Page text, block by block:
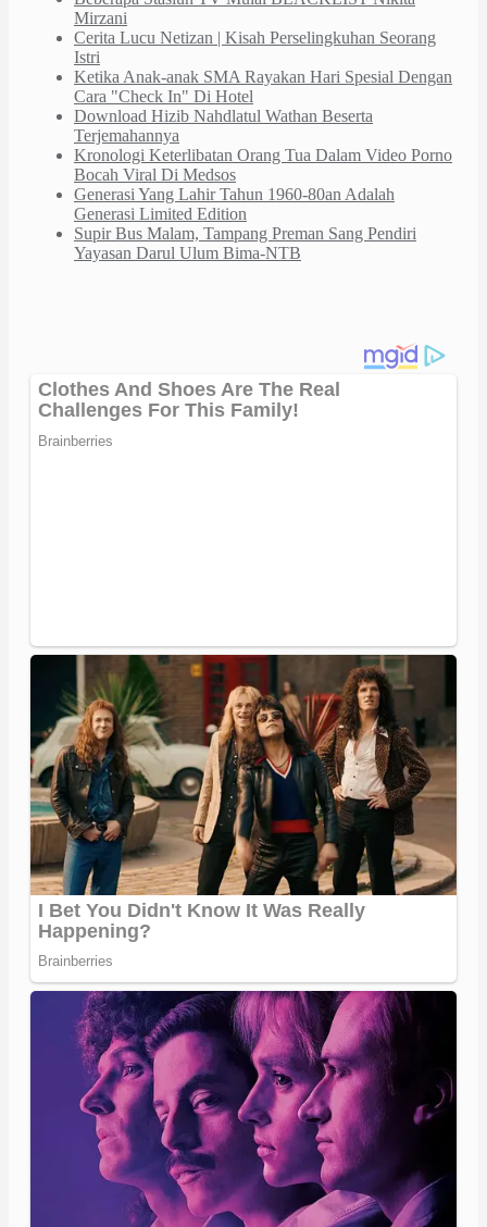
Mirzani
Cerita Lucu Netizan | Kisah Perselingkuhan Seorang
Istri
Ketika Anak-anak SMA Rayakan Hari Spesial Dengan
Cara "Check In" Di Hotel
Download Hizib Nahdlatul Wathan Beserta
Terjemahannya
Kronologi Keterlibatan Orang Tua Dalam Video Porno
Bocah Viral Di Medsos
Generasi Yang Lahir Tahun 1960-80an Adalah
Generasi Limited Edition
Supir Bus Malam, Tampang Preman Sang Pendiri
Yayasan Darul Ulum Bima-NTB